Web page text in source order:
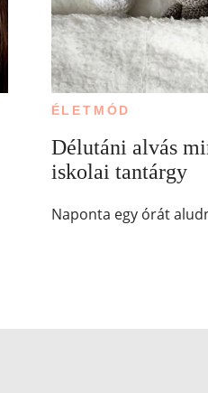
ÉLETMÓD
Délutáni alvás
iskolai tantárgy
Naponta egy órát